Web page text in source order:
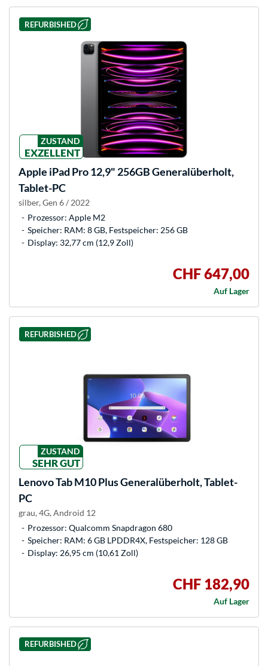
REFURBISHED
ZUSTAND
EXZELLENT
Apple iPad Pro 12,9" 256GB Generalüberholt,
Tablet-PC
silber, Gen 6 / 2022
Prozessor: Apple M2
Speicher: RAM: 8 GB, Festspeicher: 256 GB
Display: 32,77 cm (12,9 Zoll)
CHF 647,00
Auf Lager
REFURBISHED
ZUSTAND
SEHR GUT
LenovoTab M10 Plus Generalüberholt, Tablet-
PC
grau, 4G, Android 12
Prozessor: Qualcomm Snapdragon 680
Speicher: RAM: 6 GB LPDDR4X, Festspeicher: 128 GB
Display: 26,95 cm (10,61 Zoll)
CHF 182,90
Auf Lager
REFURBISHED